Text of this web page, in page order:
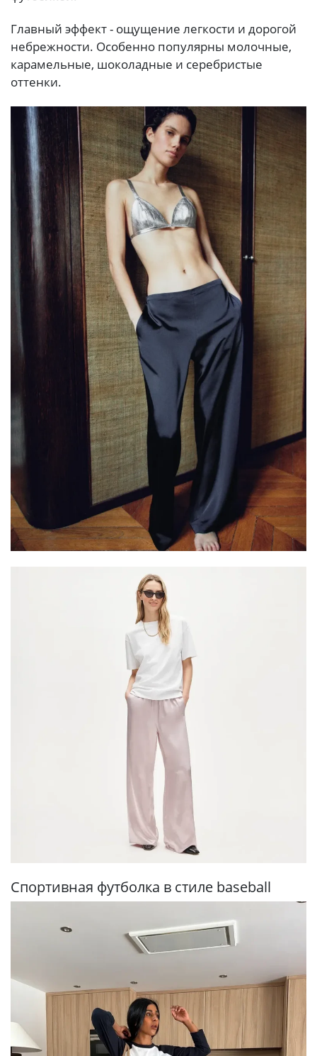
Главный эффект - ощущение легкости и дорогой
небрежности. Особенно популярны молочные,
карамельные, шоколадные и серебристые
оттенки.
Спортивная футболка в стиле baseball